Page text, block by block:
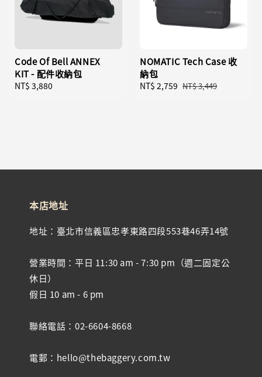
Code Of Bell ANNEX
KIT - 配件收納包
Regular
NT$ 3,880
NOMATIC Tech Case 收
納包
Sale
NT$ 2,759 Regular
NT$ 3,449
本店地址
地址：臺北市信義區忠孝東路四段553巷46弄14號
營業時間：平日 11:30 am - 7:30 pm（週二固定公
休日）
假日 10 am - 6 pm
聯絡電話：02-6604-8668
電郵：hello@thebaggery.com.tw